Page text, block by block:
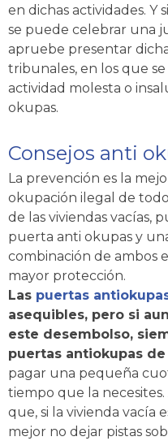
en dichas actividades. Y
se puede celebrar una
apruebe presentar
tribunales, en los que
actividad molesta o
okupas.
Consejos anti
La prevención es la
okupación ilegal de
de las viviendas vacías,
puerta anti okupas y
combinación de ambos
mayor protección.
Las puertas
asequibles, pero si
este desembolso,
puertas antiokupas
pagar una pequeña
tiempo que la
que, si la vivienda vacía
mejor no dejar pistas